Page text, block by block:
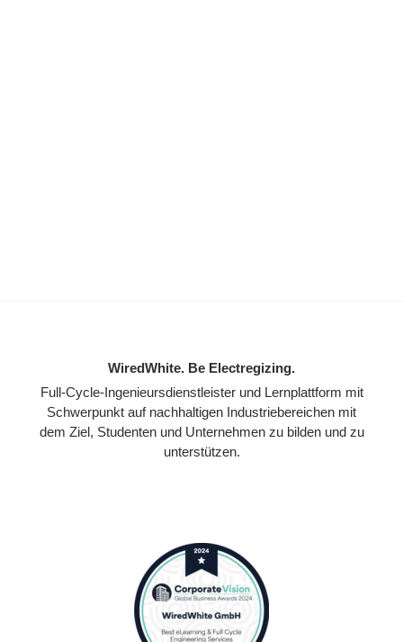
WiredWhite. Be Electregizing.
Full-Cycle-Ingenieursdienstleister und Lernplattform mit
Schwerpunkt auf nachhaltigen Industriebereichen mit
dem Ziel, Studenten und Unternehmen zu bilden und zu
unterstützen.